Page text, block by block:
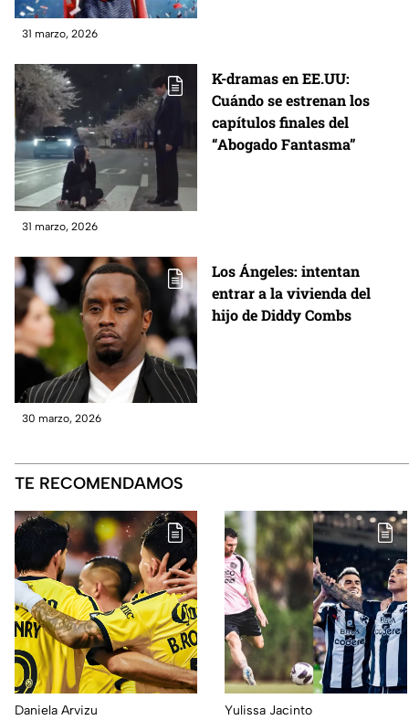
31 marzo, 2026
K-dramas en EE.UU:
Cuándo se estrenan los
capítulos finales del
“Abogado Fantasma”
31 marzo, 2026
Los Ángeles: intentan
entrar a la vivienda del
hijo de Diddy Combs
30 marzo, 2026
TE RECOMENDAMOS
Daniela Arvizu Yulissa Jacinto